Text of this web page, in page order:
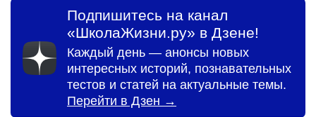
Подпишитесь на канал
«ШколаЖизни.ру» в Дзене!
Каждый день — анонсы новых
интересных историй, познавательных
тестов и статей на актуальные темы.
Перейти в Дзен →